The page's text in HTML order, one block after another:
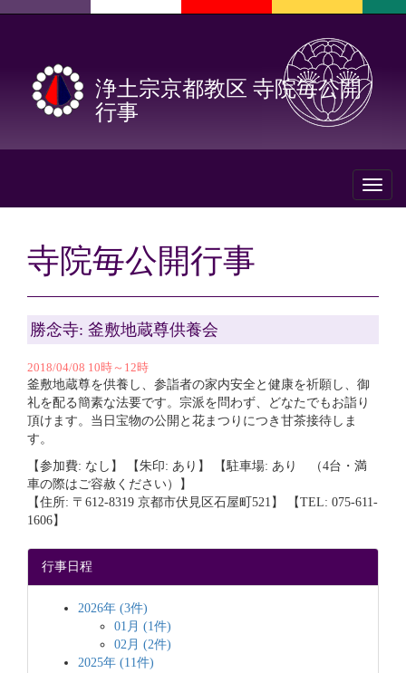
浄土宗京都教区 寺院毎公開
行事
Toggle
寺院毎公開行事
勝念寺: 釜敷地蔵尊供養会
2018/04/08 10時～12時
釜敷地蔵尊を供養し、参詣者の家内安全と健康を祈願し、御
礼を配る簡素な法要です。宗派を問わず、どなたでもお詣り
頂けます。当日宝物の公開と花まつりにつき甘茶接待しま
す。
【参加費: なし】 【朱印: あり】 【駐車場: あり （4台・満
車の際はご容赦ください）】
【住所: 〒612-8319 京都市伏見区石屋町521】 【TEL: 075-611-
1606】
行事日程
2026年 (3件)
01月 (1件)
02月 (2件)
2025年 (11件)